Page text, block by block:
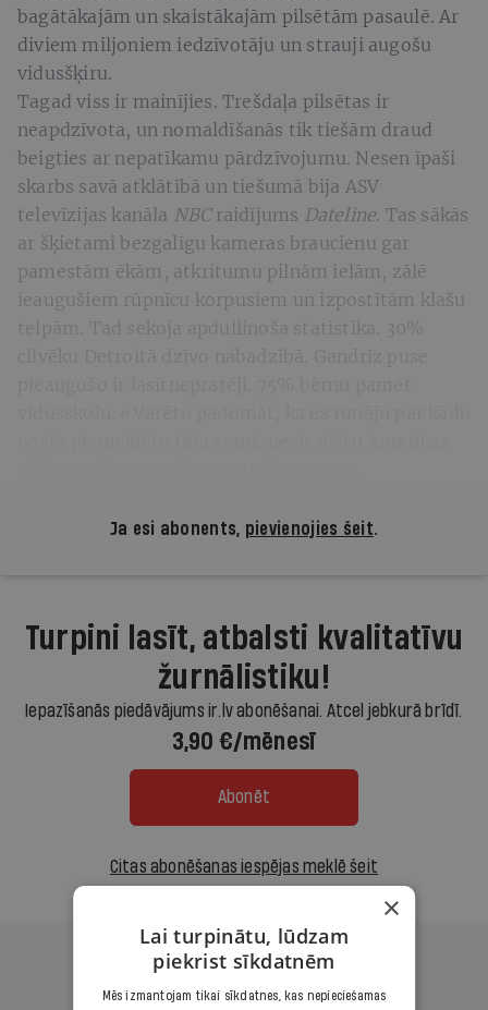
bagātākajām un skaistākajām pilsētām pasaulē. Ar
diviem miljoniem iedzīvotāju un strauji augošu
vidusšķiru.
Tagad viss ir mainījies. Trešdaļa pilsētas ir
neapdzīvota, un nomaldīšanās tik tiešām draud
beigties ar nepatīkamu pārdzīvojumu. Nesen īpaši
skarbs savā atklātībā un tiešumā bija ASV
televīzijas kanāla NBCraidījums Dateline. Tas sākās
ar šķietami bezgalīgu kameras braucienu gar
pamestām ēkām, atkritumu pilnām ielām, zālē
ieaugušiem rūpnīcu korpusiem un izpostītām klašu
telpām. Tad sekoja apdullinoša statistika. 30%
Ja esi abonents, pievienojies šeit.
Turpini lasīt, atbalsti kvalitatīvu
žurnālistiku!
Iepazīšanās piedāvājums ir.lv abonēšanai. Atcel jebkurā brīdī.
3,90 €/mēnesī
Abonēt
Citas abonēšanas iespējas meklē šeit
×
Lai turpinātu, lūdzam
piekrist sīkdatnēm
Mēs izmantojam tikai sīkdatnes, kas nepieciešamas